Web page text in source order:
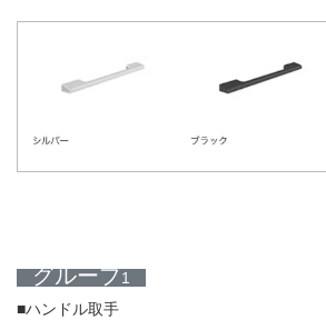
グループ1
■ハンドル取手